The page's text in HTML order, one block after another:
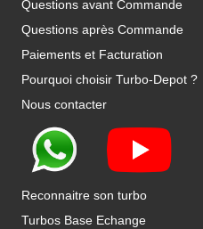
Questions avant Commande
Questions après Commande
Paiements et Facturation
Pourquoi choisir Turbo-Depot ?
Nous contacter
Reconnaitre son turbo
Turbos Base Echange